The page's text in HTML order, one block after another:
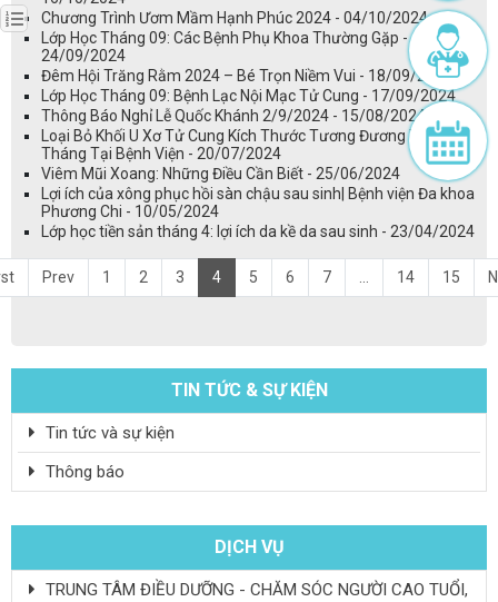
Chương Trình Ươm Mầm Hạnh Phúc 2024 - 04/10/2024
Lớp Học Tháng 09: Các Bệnh Phụ Khoa Thường Gặp -
24/09/2024
Đêm Hội Trăng Rằm 2024 – Bé Trọn Niềm Vui - 18/09/2024
Lớp Học Tháng 09: Bệnh Lạc Nội Mạc Tử Cung - 17/09/2024
Thông Báo Nghỉ Lễ Quốc Khánh 2/9/2024 - 15/08/2024
Loại Bỏ Khối U Xơ Tử Cung Kích Thước Tương Đương Thai 3
Tháng Tại Bệnh Viện - 20/07/2024
Viêm Mũi Xoang: Những Điều Cần Biết - 25/06/2024
Lợi ích của xông phục hồi sàn chậu sau sinh| Bệnh viện Đa khoa
Phương Chi - 10/05/2024
Lớp học tiền sản tháng 4: lợi ích da kề da sau sinh - 23/04/2024
Prev 1 2 3 4 5 6 7 14 15
TIN TỨC & SỰ KIỆN
Tin tức và sự kiện
Thông báo
DỊCH VỤ
TRUNG TÂM ĐIỀU DƯỠNG - CHĂM SÓC NGƯỜI CAO TUỔI,